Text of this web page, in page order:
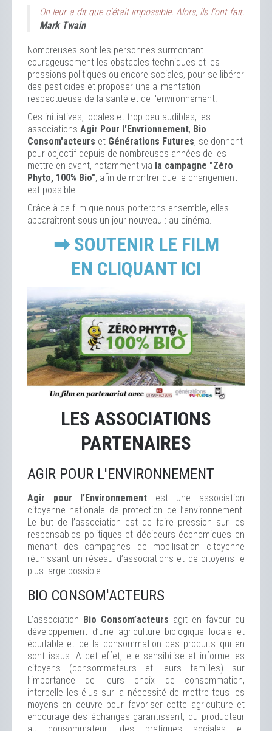
On leur a dit que c'était impossible. Alors, ils l'ont fait.
Mark Twain
Nombreuses sont les personnes surmontant
courageusement les obstacles techniques et les
pressions politiques ou encore sociales, pour se libérer
des pesticides et proposer une alimentation
respectueuse de la santé et de l'environnement.
Ces initiatives, locales et trop peu audibles, les
associations Agir Pour l'Envrionnement, Bio
Consom'acteurs et Générations Futures, se donnent
pour objectif depuis de nombreuses années de les
mettre en avant, notamment via la campagne "Zéro
Phyto, 100% Bio", afin de montrer que le changement
est possible.
Grâce à ce film que nous porterons ensemble, elles
apparaîtront sous un jour nouveau : au cinéma.
➡ SOUTENIR LE FILM
EN CLIQUANT ICI
LES ASSOCIATIONS
PARTENAIRES
AGIR POUR L'ENVIRONNEMENT
Agir pour l’Environnement est une association
citoyenne nationale de protection de l’environnement.
Le but de l’association est de faire pression sur les
responsables politiques et décideurs économiques en
menant des campagnes de mobilisation citoyenne
réunissant un réseau d’associations et de citoyens le
plus large possible.
BIO CONSOM'ACTEURS
L’association Bio Consom’acteurs agit en faveur du
développement d’une agriculture biologique locale et
équitable et de la consommation des produits qui en
sont issus. A cet effet, elle sensibilise et informe les
citoyens (consommateurs et leurs familles) sur
l’importance de leurs choix de consommation,
interpelle les élus sur la nécessité de mettre tous les
moyens en oeuvre pour favoriser cette agriculture et
encourage des échanges garantissant, du producteur